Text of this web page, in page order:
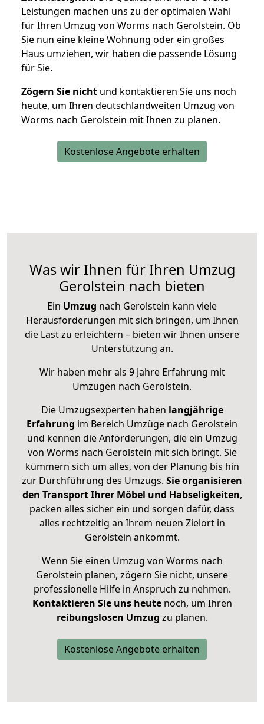
Leistungen machen uns zu der optimalen Wahl
für Ihren Umzug von Worms nach Gerolstein. Ob
Sie nun eine kleine Wohnung oder ein großes
Haus umziehen, wir haben die passende Lösung
für Sie.
Zögern Sie nicht und kontaktieren Sie uns noch
heute, um Ihren deutschlandweiten Umzug von
Worms nach Gerolstein mit Ihnen zu planen.
Kostenlose Angebote erhalten
Was wir Ihnen für Ihren Umzug
Gerolstein nach bieten
Ein Umzug nach Gerolstein kann viele
Herausforderungen mit sich bringen, um Ihnen
die Last zu erleichtern – bieten wir Ihnen unsere
Unterstützung an.
Wir haben mehr als 9 Jahre Erfahrung mit
Umzügen nach Gerolstein.
Die Umzugsexperten haben langjährige
Erfahrung im Bereich Umzüge nach Gerolstein
und kennen die Anforderungen, die ein Umzug
von Worms nach Gerolstein mit sich bringt. Sie
kümmern sich um alles, von der Planung bis hin
zur Durchführung des Umzugs. Sie organisieren
den Transport Ihrer Möbel und Habseligkeiten,
packen alles sicher ein und sorgen dafür, dass
alles rechtzeitig an Ihrem neuen Zielort in
Gerolstein ankommt.
Wenn Sie einen Umzug von Worms nach
Gerolstein planen, zögern Sie nicht, unsere
professionelle Hilfe in Anspruch zu nehmen.
Kontaktieren Sie uns heutenoch, um Ihren
reibungslosen Umzug zu planen.
Kostenlose Angebote erhalten